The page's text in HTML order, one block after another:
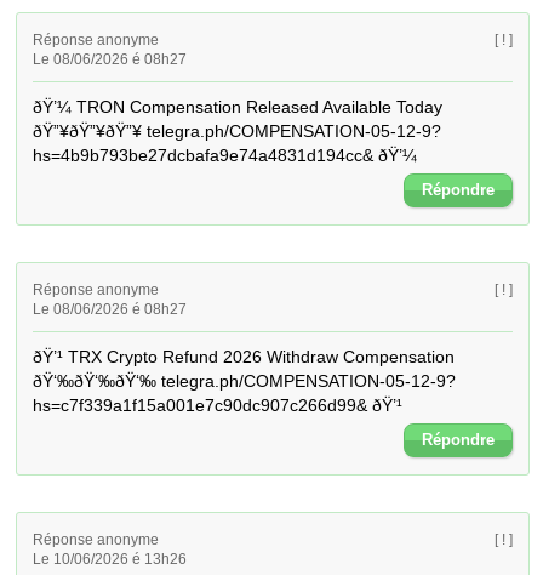
Réponse anonyme
Le 08/06/2026 é 08h27
[ ! ]
ðŸ’¼ TRON Compensation Released Available Today
ðŸ”¥ðŸ”¥ðŸ”¥ telegra.ph/COMPENSATION-05-12-9?
hs=4b9b793be27dcbafa9e74a4831d194cc& ðŸ’¼
Répondre
Réponse anonyme
Le 08/06/2026 é 08h27
[ ! ]
ðŸ’¹ TRX Crypto Refund 2026 Withdraw Compensation
ðŸ‘‰ðŸ‘‰ðŸ‘‰ telegra.ph/COMPENSATION-05-12-9?
hs=c7f339a1f15a001e7c90dc907c266d99& ðŸ’¹
Répondre
Réponse anonyme
Le 10/06/2026 é 13h26
[ ! ]